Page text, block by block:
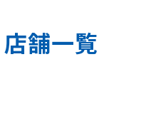
舗一覧